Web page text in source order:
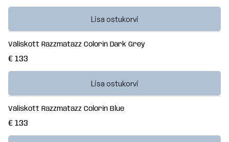
Lisa ostukorvi
Väliskott Razzmatazz Colorin Dark Grey
€ 133
Lisa ostukorvi
Väliskott Razzmatazz Colorin Blue
€ 133